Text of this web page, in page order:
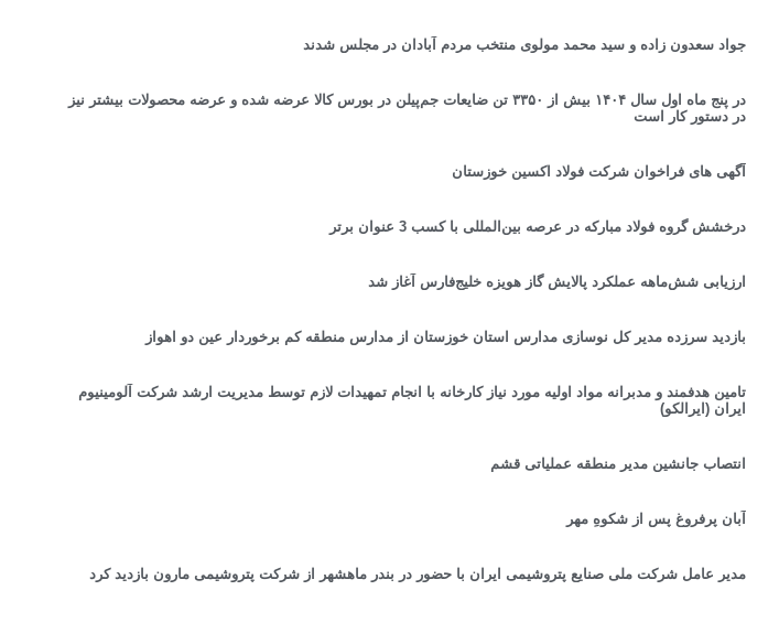
جواد سعدون زاده و سید محمد مولوی منتخب مردم آبادان در مجلس شدند
در پنج ماه اول سال ۱۴۰۴ بیش از ۳۳۵۰ تن ضایعات جم‌پیلن در بورس کالا عرضه شده و عرضه محصولات بیشتر نیز
در دستور کار است
آگهی های فراخوان شرکت فولاد اکسین خوزستان
درخشش گروه فولاد مباركه در عرصه بین‌المللی با كسب 3 عنوان برتر
ارزیابی شش‌ماهه عملکرد پالایش گاز هویزه خلیج‌فارس آغاز شد
بازدید سرزده مدیر کل نوسازی مدارس استان خوزستان از مدارس منطقه کم برخوردار عین دو اهواز
تامین هدفمند و مدبرانه مواد اولیه مورد نیاز کارخانه با انجام تمهیدات لازم توسط مدیریت ارشد شرکت آلومینیوم
ایران (ایرالکو)
انتصاب جانشین مدیر منطقه عملیاتی قشم
آبانِ پرفروغ پس از شکوهِ مهر
مدیر عامل شرکت ملی صنایع پتروشیمی ایران با حضور در بندر ماهشهر از شرکت پتروشیمی مارون بازدید کرد